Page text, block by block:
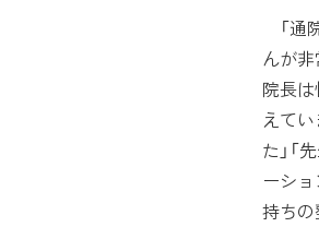
「通
んが
院長
えて
た」「
ーシ
持ち